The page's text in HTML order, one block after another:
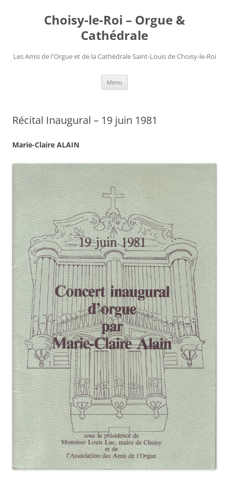
Choisy-le-Roi – Orgue &
Cathédrale
Les Amis de l'Orgue et de la Cathédrale Saint-Louis de Choisy-le-Roi
Menu
Récital Inaugural – 19 juin 1981
Marie-Claire ALAIN